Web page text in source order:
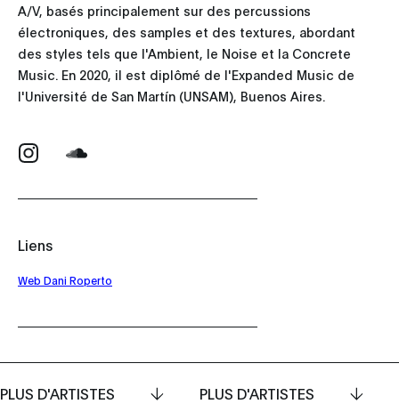
A/V, basés principalement sur des percussions
électroniques, des samples et des textures, abordant
des styles tels que l'Ambient, le Noise et la Concrete
Music. En 2020, il est diplômé de l'Expanded Music de
l'Université de San Martín (UNSAM), Buenos Aires.
Liens
Web Dani Roperto
PLUS D'ARTISTES PLUS D'ARTISTES